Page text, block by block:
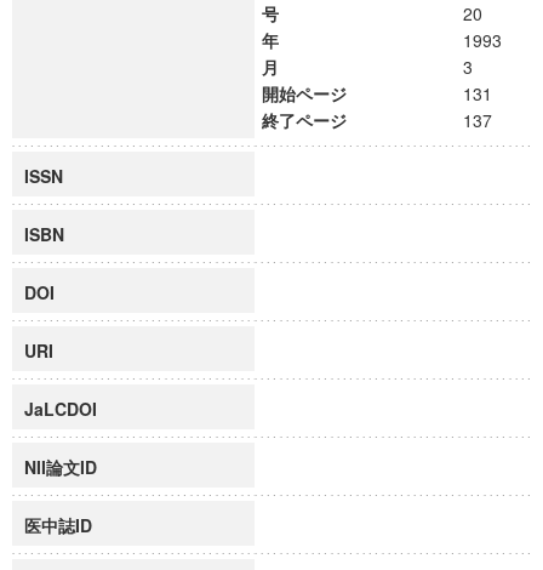
号
20
年
1993
月
3
開始ページ
131
終了ページ
137
ISSN
ISBN
DOI
URI
JaLCDOI
NII論文ID
医中誌ID